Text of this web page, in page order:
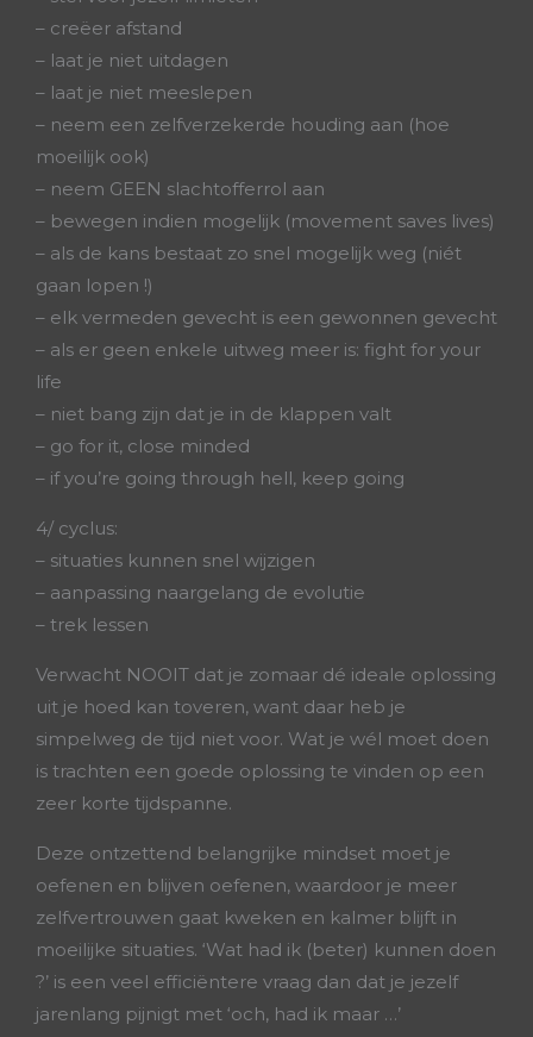
– creëer afstand
– laat je niet uitdagen
– laat je niet meeslepen
– neem een zelfverzekerde houding aan (hoe
moeilijk ook)
– neem GEEN slachtofferrol aan
– bewegen indien mogelijk (movement saves lives)
– als de kans bestaat zo snel mogelijk weg (niét
gaan lopen !)
– elk vermeden gevecht is een gewonnen gevecht
– als er geen enkele uitweg meer is: fight for your
life
– niet bang zijn dat je in de klappen valt
– go for it, close minded
– if you’re going through hell, keep going
4/ cyclus:
– situaties kunnen snel wijzigen
– aanpassing naargelang de evolutie
– trek lessen
Verwacht NOOIT dat je zomaar dé ideale oplossing
uit je hoed kan toveren, want daar heb je
simpelweg de tijd niet voor. Wat je wél moet doen
is trachten een goede oplossing te vinden op een
zeer korte tijdspanne.
Deze ontzettend belangrijke mindset moet je
oefenen en blijven oefenen, waardoor je meer
zelfvertrouwen gaat kweken en kalmer blijft in
moeilijke situaties. ‘Wat had ik (beter) kunnen doen
?’ is een veel efficiëntere vraag dan dat je jezelf
jarenlang pijnigt met ‘och, had ik maar …’